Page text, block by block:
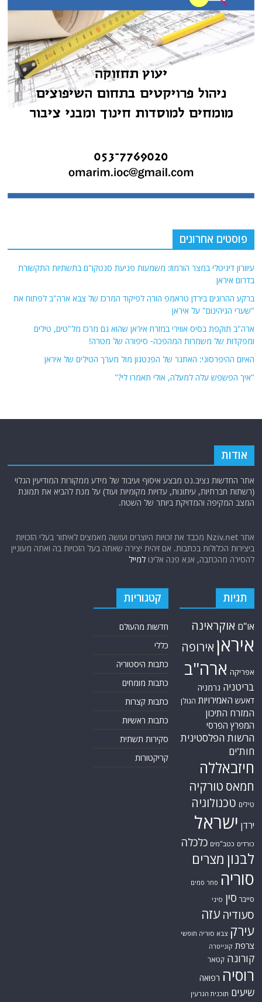
פוסטים אחרונים
עיוורון דיגיטלי במצר הורמוז: משמעות פגיעת סנטקו"ם בתשתיות התקשורת
בדרום איראן
ברקע ההרוגים בירדן טראמפ הורה לפיקוד המרכז של צבא ארה"ב לפתוח את
"שערי הגיהינום" על איראן
ארה"ב תוקפת בסיס אווירי במזרח איראן שהוא גם מרכז מל"טים, טילים
ומפקדות של משמרות המהפכה- סיפורה של מטרה!
האיום ההיפרסוני: האתגר של הפנטגון מול מערך הטילים של איראן
"איך הפשפש עלה למעלה, אולי תאמרו לי?"
אודות
אתר החדשות נציב.נט מבצע איסוף ועיבוד של מידע ממקורות המודיעין הגלוי
(רשתות חברתיות, עיתונות, עדויות מקומיות ועוד) על מנת להביא את תמונת
המצב המקיפה והמדויקת ביותר של השטח.
אתר Nziv.net מכבד את זכויות היוצרים ועושה מאמצים לאיתור בעלי הזכויות
ביצירות הכלולות בכתבות. אם זיהית יצירה שאתה בעל הזכויות בה ואתה מעוניין
להסירה מהכתבה, אנא פנה אלינולמייל
תגיות
או"ם אוקראינה
איראן אירופה
אפריקה ארה"ב
בריטניה גרמניה
דאעש האמירויות הגולן
המזרח התיכון
המפרץ הפרסי
הרשות הפלסטינית
חות'ים
חיזבאללה
חמאס טורקיה
טילים טכנולוגיה
ירדן ישראל
כורדים כטב"מים כלכלה
לבנון מצרים
סוריה סחר סמים
סייבר סין סיני
סעודיה עזה
עירק צבא סוריה חופשי
צרפת קונייטרה
קורונה קטאר
רוסיה רפואה
שיעים תוכנית הגרעין
קטגוריות
חדשות מהעולם
כללי
כתבות היסטוריה
כתבות מומחים
כתבות קצרות
כתבות ראשיות
סקירות תשתית
קריקטורות